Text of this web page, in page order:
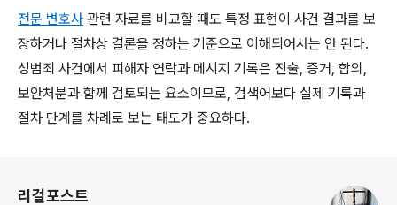
전문 변호사 관련 자료를 비교할 때도 특정 표현이 사건 결과를 보
장하거나 절차상 결론을 정하는 기준으로 이해되어서는 안 된다.
성범죄 사건에서 피해자 연락과 메시지 기록은 진술, 증거, 합의,
보안처분과 함께 검토되는 요소이므로, 검색어보다 실제 기록과
절차 단계를 차례로 보는 태도가 중요하다.
리걸포스트